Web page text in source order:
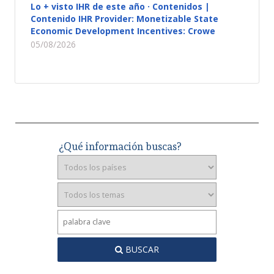
Lo + visto IHR de este año · Contenidos |
Contenido IHR Provider: Monetizable State
Economic Development Incentives: Crowe
05/08/2026
¿Qué información buscas?
BUSCAR